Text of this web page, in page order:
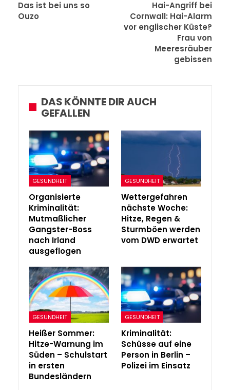
Das ist bei uns so
Ouzo
Hai-Angriff bei
Cornwall: Hai-Alarm
vor englischer Küste?
Frau von
Meeresräuber
gebissen
DAS KÖNNTE DIR AUCH
GEFALLEN
GESUNDHEIT
Organisierte
Kriminalität:
Mutmaßlicher
Gangster-Boss
nach Irland
ausgeflogen
GESUNDHEIT
Wettergefahren
nächste Woche:
Hitze, Regen &
Sturmböen werden
vom DWD erwartet
GESUNDHEIT
Heißer Sommer:
Hitze-Warnung im
Süden – Schulstart
in ersten
Bundesländern
GESUNDHEIT
Kriminalität:
Schüsse auf eine
Person in Berlin –
Polizei im Einsatz